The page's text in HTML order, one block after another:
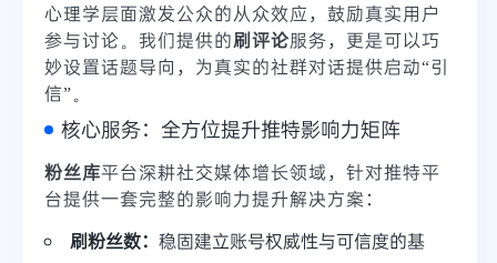
心理学层面激发公众的从众效应，鼓励真实用户
参与讨论。我们提供的刷评论服务，更是可以巧
妙设置话题导向，为真实的社群对话提供启动“引
信”。
核心服务：全方位提升推特影响力矩阵
粉丝库平台深耕社交媒体增长领域，针对推特平
台提供一套完整的影响力提升解决方案：
刷粉丝数： 稳固建立账号权威性与可信度的基